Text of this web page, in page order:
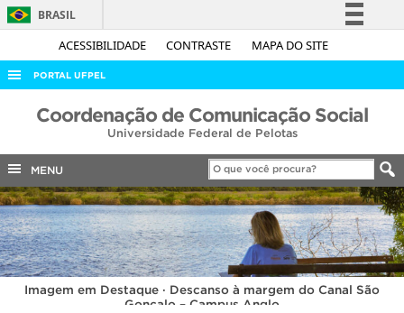
ACESSIBILIDADE CONTRASTE MAPA DO SITE
BRASIL
Simplifique!
Acesso à informação
Legislação
Canais
PORTAL UFPEL
ACESSO À INFORMAÇÃO
COBALTO
CONCURSOS
EDITAIS
INTERNACIONAL
OUVIDORIA
Coordenação de Comunicação Social
Universidade Federal de Pelotas
MENU
Imagem em Destaque · Descanso à margem do Canal São
Gonçalo – Campus Anglo